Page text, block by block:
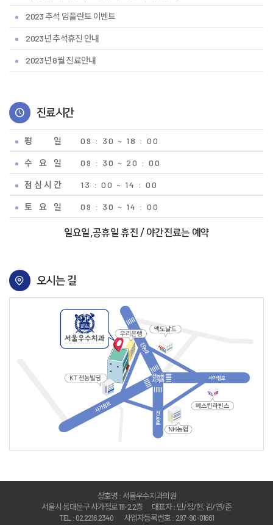
2023 추석 임플란트 이벤트
2023년 추석휴진 안내
2023년 8월 진료안내
진료시간
평 일 09 : 30 ~ 18 : 00
수 요 일 09 : 30 ~ 20 : 00
점 심 시 간 13 : 00 ~ 14 : 00
토 요 일 09 : 30 ~ 14 : 00
일요일,공휴일 휴진 / 야간진료는 예약
오시는 길
상호명 : 서울우수치과의원
서울시 동대문구 사가정로 111-2 2층
대표자 : 민/정/현, 김/연/준
TEL : 02.2216.2340
사업자등록번호 : 297-90-01661